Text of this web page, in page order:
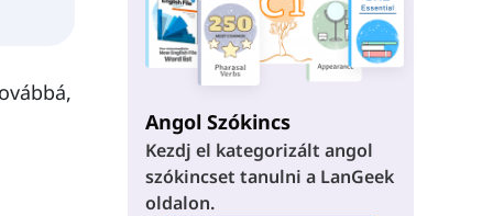
Angol Szókincs
Kezdj el kategorizált angol
szókincset tanulni a LanGeek
oldalon.